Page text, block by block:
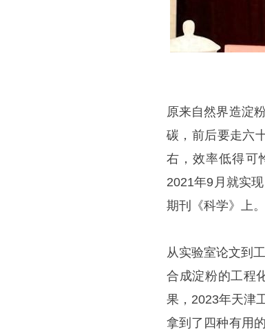
原来自然界造淀
碳，前后要走六
右，效率低得可
2021年9月就实
期刊《科学》上。
从实验室论文到
合成淀粉的工程
果，2023年天津
拿到了四种有用